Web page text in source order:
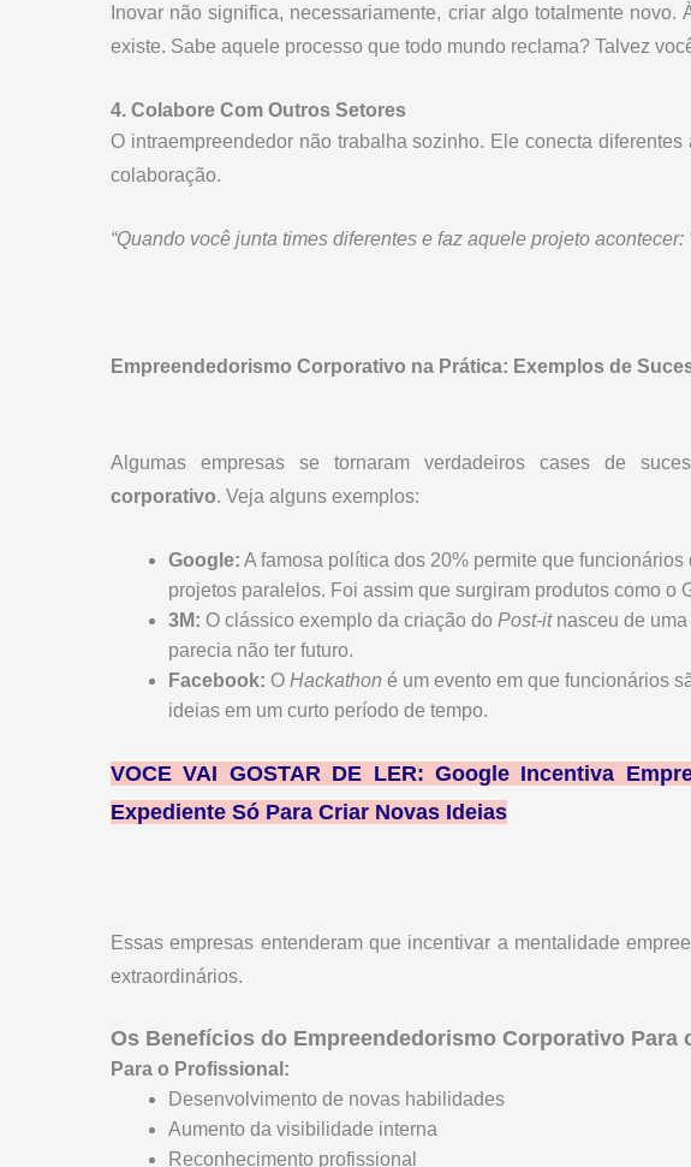
Inovar não significa, necessariamente, criar algo totalmente
existe. Sabe aquele processo que todo mundo reclama? Talvez
4. Colabore Com Outros Setores
O intraempreendedor não trabalha sozinho. Ele conecta
colaboração.
“Quando você junta times diferentes e faz aquele projeto acontecer:
Empreendedorismo Corporativo na Prática: Exemplos de
Algumas empresas se tornaram verdadeiros cases de
corporativo. Veja alguns exemplos:
Google: A famosa política dos 20% permite que
projetos paralelos. Foi assim que surgiram produtos como o
3M: O clássico exemplo da criação do Post-itnasceu de uma
parecia não ter futuro.
Facebook: O Hackathon é um evento em que funcionários
ideias em um curto período de tempo.
VOCE VAI GOSTAR DE LER: Google Incentiva
Expediente Só Para Criar Novas Ideias
Essas empresas entenderam que incentivar a mentalidade
extraordinários.
Os Benefícios do Empreendedorismo Corporativo Para
Para o Profissional:
Desenvolvimento de novas habilidades
Aumento da visibilidade interna
Reconhecimento profissional